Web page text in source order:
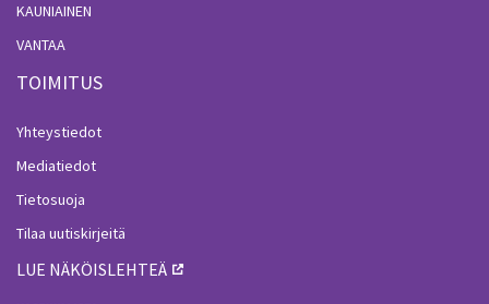
KAUNIAINEN
VANTAA
TOIMITUS
Yhteystiedot
Mediatiedot
Tietosuoja
Tilaa uutiskirjeitä
LUE NÄKÖISLEHTEÄ